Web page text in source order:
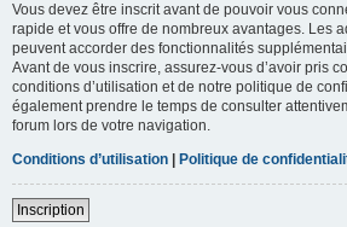
Vous devez être inscrit avant de pouvoir vous
rapide et vous offre de nombreux avantages. Les
peuvent accorder des fonctionnalités
Avant de vous inscrire, assurez-vous d’avoir pris
conditions d’utilisation et de notre politique de
également prendre le temps de consulter
forum lors de votre navigation.
Conditions d’utilisation
Politique de
Inscription